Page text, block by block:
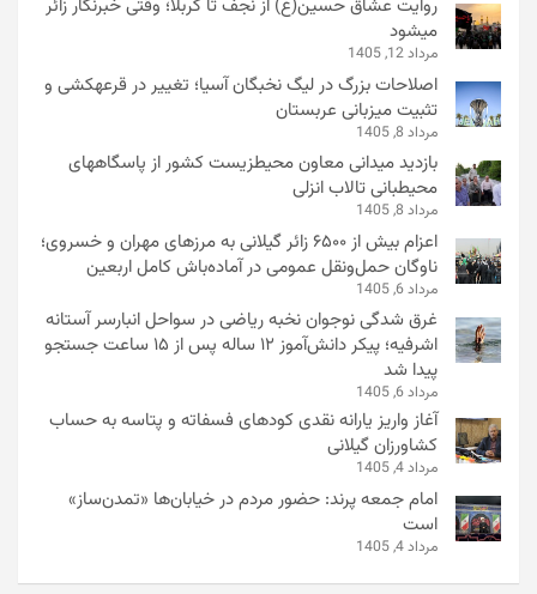
روایت عشاق حسین(ع) از نجف تا کربلا؛ وقتی خبرنگار زائر
میشود
مرداد 12, 1405
اصلاحات بزرگ در لیگ نخبگان آسیا؛ تغییر در قرعهکشی و
تثبیت میزبانی عربستان
مرداد 8, 1405
بازدید میدانی معاون محیطزیست کشور از پاسگاههای
محیطبانی تالاب انزلی
مرداد 8, 1405
اعزام بیش از ۶۵۰۰ زائر گیلانی به مرزهای مهران و خسروی؛
ناوگان حمل‌ونقل عمومی در آماده‌باش کامل اربعین
مرداد 6, 1405
غرق شدگی نوجوان نخبه ریاضی در سواحل انبارسر آستانه
اشرفیه؛ پیکر دانش‌آموز ۱۲ ساله پس از ۱۵ ساعت جستجو
پیدا شد
مرداد 6, 1405
آغاز واریز یارانه نقدی کودهای فسفاته و پتاسه به حساب
کشاورزان گیلانی
مرداد 4, 1405
امام جمعه پرند: حضور مردم در خیابان‌ها «تمدن‌ساز»
است
مرداد 4, 1405